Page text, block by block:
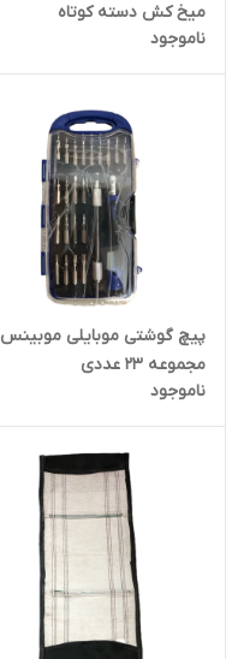
میخ کش دسته کوتاه
ناموجود
پیچ گوشتی موبایلی موبینس
مجموعه 23 عددی
ناموجود